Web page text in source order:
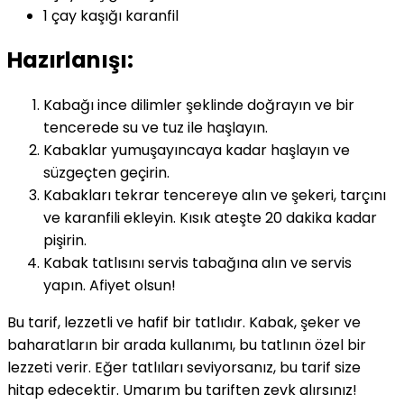
1 çay kaşığı karanfil
Hazırlanışı:
Kabağı ince dilimler şeklinde doğrayın ve bir
tencerede su ve tuz ile haşlayın.
Kabaklar yumuşayıncaya kadar haşlayın ve
süzgeçten geçirin.
Kabakları tekrar tencereye alın ve şekeri, tarçını
ve karanfili ekleyin. Kısık ateşte 20 dakika kadar
pişirin.
Kabak tatlısını servis tabağına alın ve servis
yapın. Afiyet olsun!
Bu tarif, lezzetli ve hafif bir tatlıdır. Kabak, şeker ve
baharatların bir arada kullanımı, bu tatlının özel bir
lezzeti verir. Eğer tatlıları seviyorsanız, bu tarif size
hitap edecektir. Umarım bu tariften zevk alırsınız!